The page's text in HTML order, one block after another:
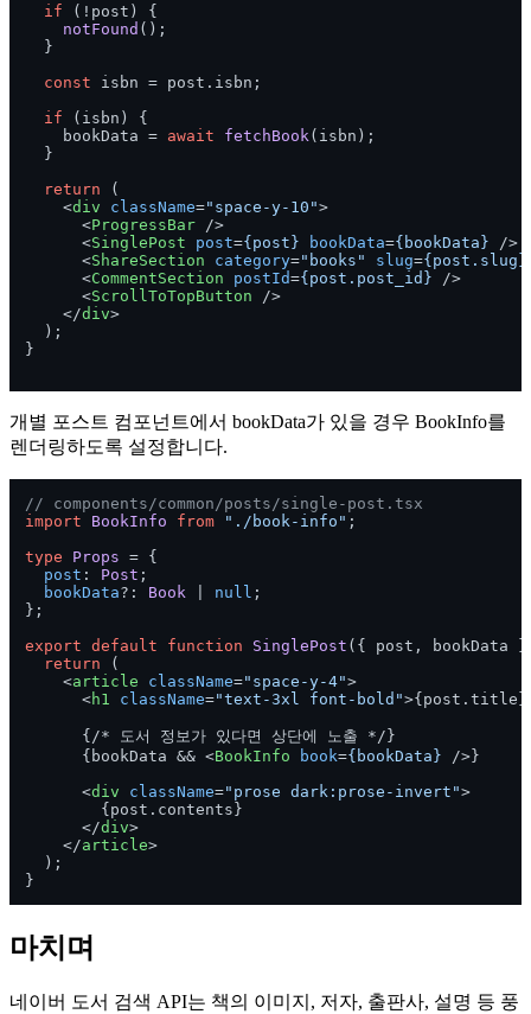
if (!post) {
notFound ();
  }
const isbn = post. isbn ;
if (isbn) {
    bookData =
await fetchBook (isbn);
  }
return (
<div className="space-y-10">
<ProgressBar />
<SinglePost post={post} bookData={bookData} />
<ShareSection category="books" slug={post.slug}
<CommentSection postId={post.post_id} />
<ScrollToTopButton />
</div>
  );
}
개별 포스트 컴포넌트에서 bookData가 있을 경우 BookInfo를
렌더링하도록 설정합니다.
// components/common/posts/single-post.tsx
import
BookInfo from "./book-info" ;
type
Props = {
post : Post ;
bookData?: Book null ;
};
export default function SinglePost ( { post,
return (
<article className="space-y-4">
<h1 className="text-3xl font-bold">{post.title}
      {/* 도서 정보가 있다면 상단에 노출 */}
      {bookData &&
<BookInfo book={bookData} />}
<div className="prose dark:prose-invert">
        {post.contents}
</div>
</article>
  );
마치며
네이버 도서 검색 API는 책의 이미지, 저자, 출판사, 설명 등 풍